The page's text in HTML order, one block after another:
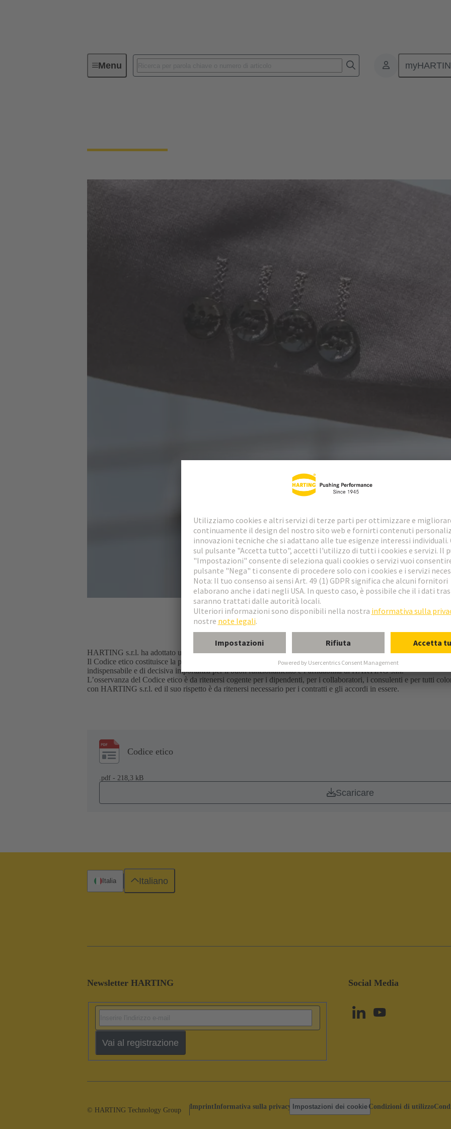
MenuCodice etico
HARTING s.r.l. ha adottato un Codice etico adeguatamente aggiornato ai sensi del Dlgs. 231/2001.
Il Codice etico costituisce la piattaforma dei principi e delle norme di comportamento eticamente rilevanti e la cui
indispensabile e di decisiva importanza per il buon funzionamento e l’affidabilità di HARTING s.r.l.
L’osservanza del Codice etico è da ritenersi cogente per i dipendenti, per i collaboratori, i consulenti e per tutti
con HARTING s.r.l. ed il suo rispetto è da ritenersi necessario per i contratti e gli accordi in essere.
Codice etico
.pdf - 218,3 kB
Scaricare
Newsletter HARTING
Vai al registrazione
Social Media
Italia Italiano
© HARTING Technology Group ImprintInformativa sulla privacy Impostazioni dei cookie Condizioni di utilizzo